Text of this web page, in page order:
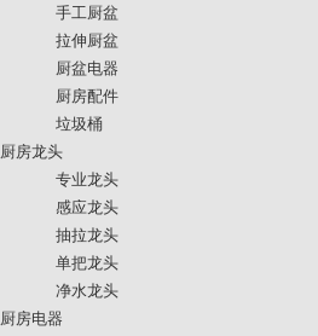
手工厨盆
拉伸厨盆
厨盆电器
厨房配件
垃圾桶
厨房龙头
专业龙头
感应龙头
抽拉龙头
单把龙头
净水龙头
厨房电器